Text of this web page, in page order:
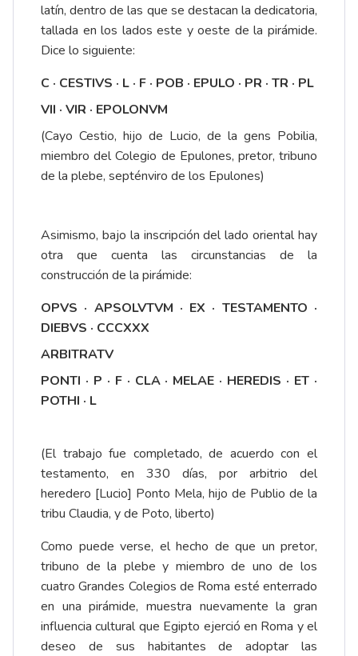
latín, dentro de las que se destacan la dedicatoria,
tallada en los lados este y oeste de la pirámide.
Dice lo siguiente:
C · CESTIVS · L · F · POB · EPULO · PR · TR · PL
VII · VIR · EPOLONVM
(Cayo Cestio, hijo de Lucio, de la gens Pobilia,
miembro del Colegio de Epulones, pretor, tribuno
de la plebe, septénviro de los Epulones)
Asimismo, bajo la inscripción del lado oriental hay
otra que cuenta las circunstancias de la
construcción de la pirámide:
OPVS · APSOLVTVM · EX · TESTAMENTO ·
DIEBVS · CCCXXX
ARBITRATV
PONTI · P · F · CLA · MELAE · HEREDIS · ET ·
POTHI · L
(El trabajo fue completado, de acuerdo con el
testamento, en 330 días, por arbitrio del
heredero [Lucio] Ponto Mela, hijo de Publio de la
tribu Claudia, y de Poto, liberto)
Como puede verse, el hecho de que un pretor,
tribuno de la plebe y miembro de uno de los
cuatro Grandes Colegios de Roma esté enterrado
en una pirámide, muestra nuevamente la gran
influencia cultural que Egipto ejerció en Roma y el
deseo de sus habitantes de adoptar las